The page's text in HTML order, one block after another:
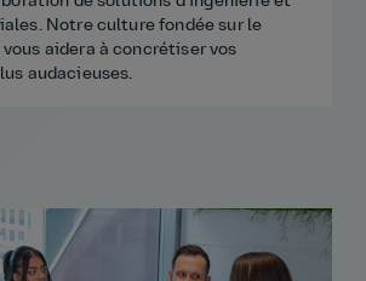
Notre culture fondée sur le
aidera à concrétiser vos
audacieuses.